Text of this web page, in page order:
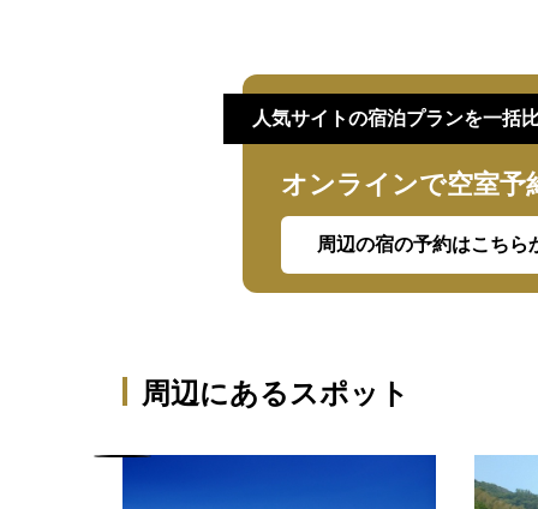
人気サイトの宿泊プランを一括
オンラインで空室予
周辺の宿の予約はこちら
周辺にあるスポット